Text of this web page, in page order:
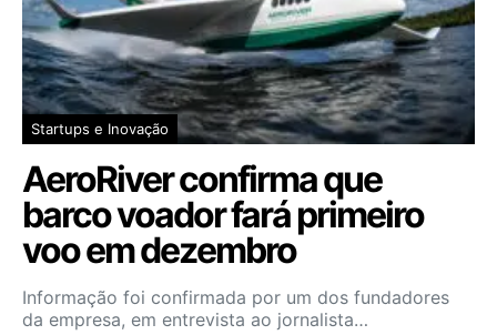
Startups e Inovação
AeroRiver confirma que
barco voador fará primeiro
voo em dezembro
Informação foi confirmada por um dos fundadores
da empresa, em entrevista ao jornalista…